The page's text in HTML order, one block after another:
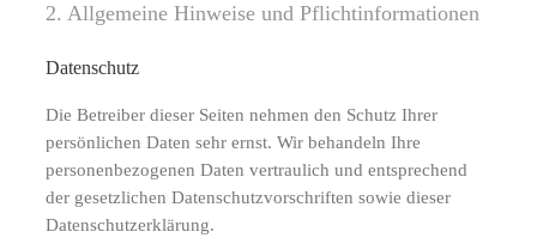
2. Allgemeine Hinweise und Pflichtinformationen
Datenschutz
Die Betreiber dieser Seiten nehmen den Schutz Ihrer
persönlichen Daten sehr ernst. Wir behandeln Ihre
personenbezogenen Daten vertraulich und entsprechend
der gesetzlichen Datenschutzvorschriften sowie dieser
Datenschutzerklärung.